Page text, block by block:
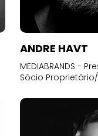
ANDRE HAVT
MEDIABRANDS -
Sócio